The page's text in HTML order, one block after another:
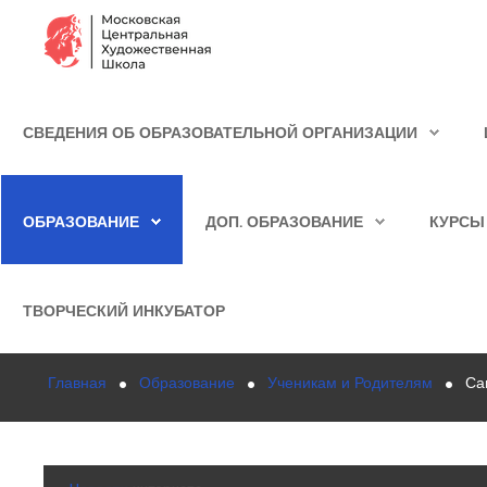
Образование
ИСКАТЬ...
СВЕДЕНИЯ ОБ ОБРАЗОВАТЕЛЬНОЙ ОРГАНИЗАЦИИ
ОБРАЗОВАНИЕ ДОП. ОБРАЗОВАНИЕ
ТВОРЧЕСКИЙ ИНКУБАТОР
Главная Образование Ученикам и Родителям